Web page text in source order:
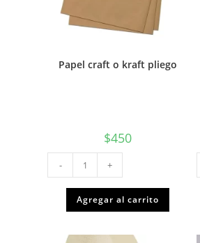
Papel craft o kraft pliego
$450
Papel
craft
o
kraft
pliego
cantidad
- +
Agregar al carrito